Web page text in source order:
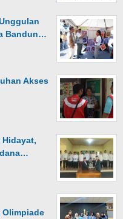
Bandun…
Akses
Hidayat,
Olimpiade